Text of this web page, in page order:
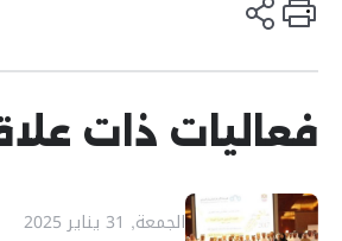
فعاليات ذات
الجمعة, 31 يناير 2025